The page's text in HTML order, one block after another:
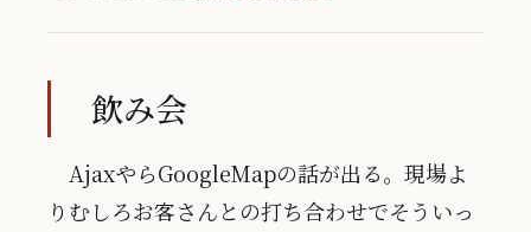
飲み会
AjaxやらGoogleMapの話が出る。現場よ
りむしろお客さんとの打ち合わせでそういっ